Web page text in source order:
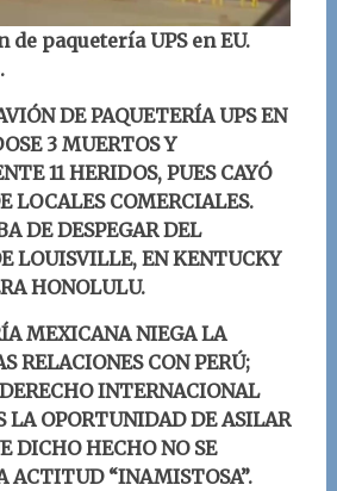
de paquetería UPS en EU.
.
DE PAQUETERÍA UPS EN
3 MUERTOS Y
11 HERIDOS, PUES CAYÓ
LOCALES COMERCIALES.
DE DESPEGAR DEL
LOUISVILLE, EN KENTUCKY
HONOLULU.
MEXICANA NIEGA LA
RELACIONES CON PERÚ;
INTERNACIONAL
LA OPORTUNIDAD DE ASILAR
DICHO HECHO NO SE
ACTITUD “INAMISTOSA”.